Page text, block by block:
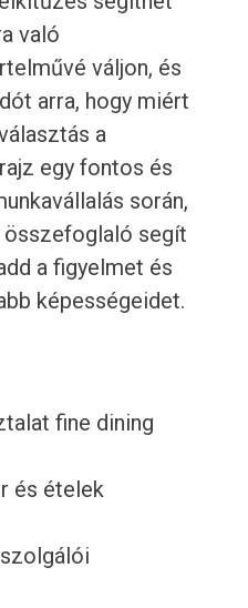
való
váljon, és
arra, hogy miért
a
egy fontos és
során,
összefoglaló segít
a figyelmet és
képességeidet.
fine dining
és ételek